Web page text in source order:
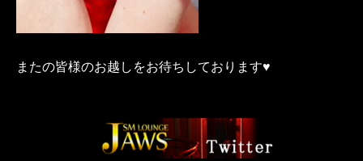
またの皆様のお越しをお待ちしております♥